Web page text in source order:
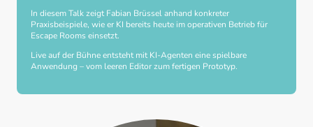
In diesem Talk zeigt Fabian Brüssel anhand konkreter
Praxisbeispiele, wie er KI bereits heute im operativen Betrieb für
Escape Rooms einsetzt.
Live auf der Bühne entsteht mit KI-Agenten eine spielbare
Anwendung – vom leeren Editor zum fertigen Prototyp.